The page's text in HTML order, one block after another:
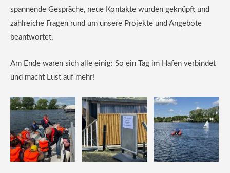
spannende Gespräche, neue Kontakte wurden geknüpft und
zahlreiche Fragen rund um unsere Projekte und Angebote
beantwortet.
Am Ende waren sich alle einig: So ein Tag im Hafen verbindet
und macht Lust auf mehr!